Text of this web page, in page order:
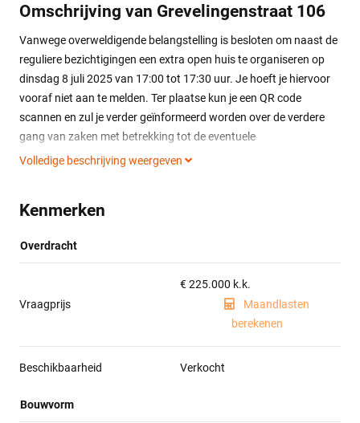
Omschrijving van Grevelingenstraat 106
Vanwege overweldigende belangstelling is besloten om naast de
reguliere bezichtigingen een extra open huis te organiseren op
dinsdag 8 juli 2025 van 17:00 tot 17:30 uur. Je hoeft je hiervoor
vooraf niet aan te melden. Ter plaatse kun je een QR code
scannen en zul je verder geïnformeerd worden over de verdere
gang van zaken met betrekking tot de eventuele
aankoop-/biedingsprocedure. Tot dan!
Deltabuurt gelegen 4-kamer hoekappartement (grootste type)
grasveld.
Beveiligde entree met intercom, toegang naar de
fietsenbergingen, trapopgang naar de appartementen.
Indeling:
Entree, gang, provisiekast, toilet met fonteintje, woonkamer met
ramen aan 2 zijden, dichte keuken (2022) voorzien van diverse
Volledige beschrijving weergeven
Kenmerken
Overdracht
Vraagprijs
€ 225.000 k.k.
Maandlasten
berekenen
Beschikbaarheid Verkocht
Bouwvorm